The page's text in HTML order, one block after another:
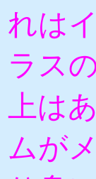
れは
ラス
上は
ムが